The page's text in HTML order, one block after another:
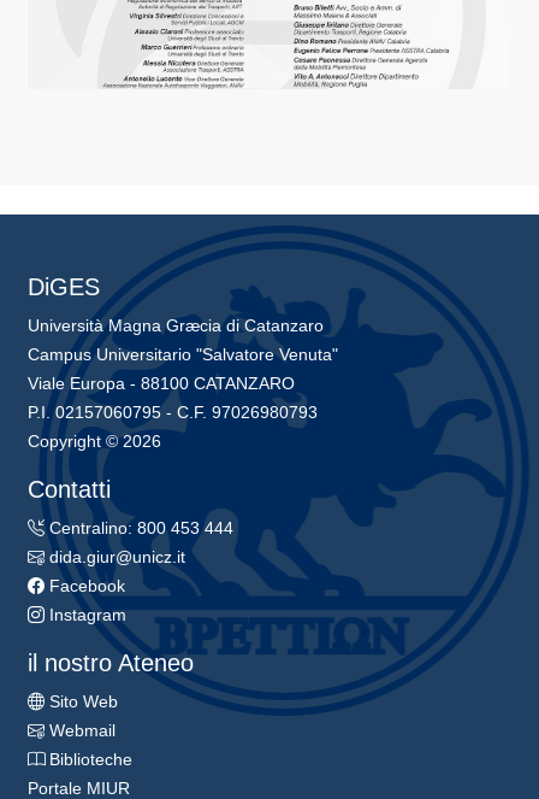
DiGES
Università Magna Græcia di Catanzaro
Campus Universitario "Salvatore Venuta"
Viale Europa - 88100 CATANZARO
P.I. 02157060795 - C.F. 97026980793
Copyright © 2026
Contatti
Centralino: 800 453 444
dida.giur@unicz.it
Facebook
Instagram
il nostro Ateneo
Sito Web
Webmail
Biblioteche
Portale MIUR